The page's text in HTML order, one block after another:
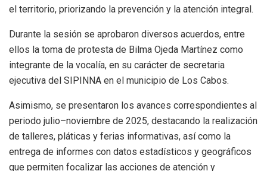
el territorio, priorizando la prevención y la atención integral.
Durante la sesión se aprobaron diversos acuerdos, entre
ellos la toma de protesta de Bilma Ojeda Martínez como
integrante de la vocalía, en su carácter de secretaria
ejecutiva del SIPINNA en el municipio de Los Cabos.
Asimismo, se presentaron los avances correspondientes al
periodo julio–noviembre de 2025, destacando la realización
de talleres, pláticas y ferias informativas, así como la
entrega de informes con datos estadísticos y geográficos
que permiten focalizar las acciones de atención y